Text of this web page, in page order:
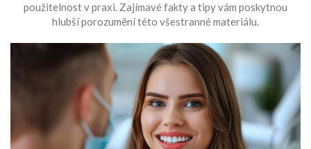
použitelnost v praxi. Zajímavé fakty a tipy vám poskytnou
hlubší porozumění této všestranné materiálu.